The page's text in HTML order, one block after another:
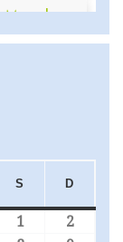
S SAMEDI
D
juillet 2026
1 1 août 2026
2